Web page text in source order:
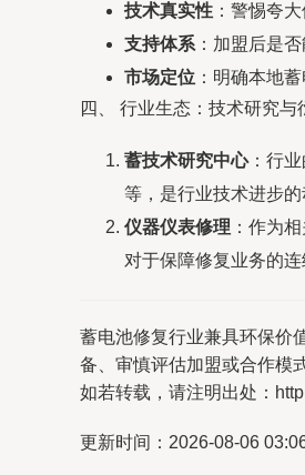
技术真实性 ：警惕夸
支持体系 ：加盟后是
市场定位 ：明确本地
四、 行业生态：技术研究与
蓄技术研究中心：行
等，是行业技术进步
仪器仪表修理 ：作为
对于保障修复业务的
蓄电池修复行业兼具环保价
备、审慎评估加盟或合作模
如若转载，请注明出处：
更新时间：2026-08-06